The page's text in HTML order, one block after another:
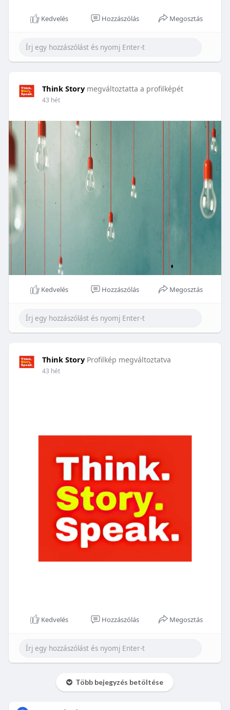
Kedvelés Hozzászólás Megosztás
Think Story megváltoztatta a profilképét
43 hét
Kedvelés Hozzászólás Megosztás
Think Story Profilkép megváltoztatva
43 hét
Kedvelés Hozzászólás Megosztás
Több bejegyzés betöltése